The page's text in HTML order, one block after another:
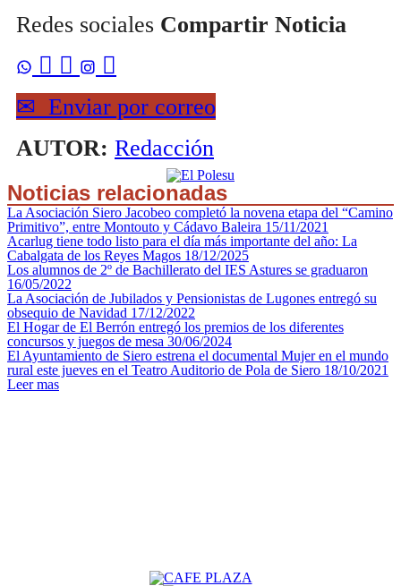
Redes sociales Compartir Noticia
 

✉ Enviar por correo
AUTOR: Redacción
Noticias relacionadas
La Asociación Siero Jacobeo completó la novena etapa del “Camino
Primitivo”, entre Montouto y Cádavo Baleira 15/11/2021
Acarlug tiene todo listo para el día más importante del año: La
Cabalgata de los Reyes Magos 18/12/2025
Los alumnos de 2º de Bachillerato del IES Astures se graduaron
16/05/2022
La Asociación de Jubilados y Pensionistas de Lugones entregó su
obsequio de Navidad 17/12/2022
El Hogar de El Berrón entregó los premios de los diferentes
concursos y juegos de mesa 30/06/2024
El Ayuntamiento de Siero estrena el documental Mujer en el mundo
rural este jueves en el Teatro Auditorio de Pola de Siero 18/10/2021
Leer mas